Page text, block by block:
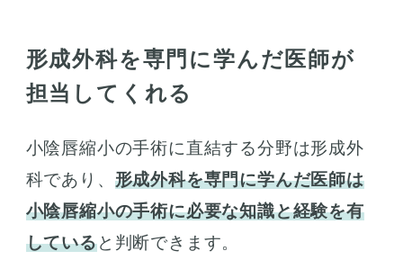
形成外科を専門に学んだ医師が
担当してくれる
小陰唇縮小の手術に直結する分野は形成外
科であり、 形成外科を専門に学んだ医師は
小陰唇縮小の手術に必要な知識と経験を有
していると判断できます。